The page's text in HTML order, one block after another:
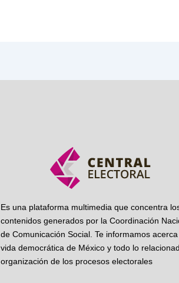
Es una plataforma multimedia que concentra
contenidos generados por la Coordinación
de Comunicación Social. Te informamos
vida democrática de México y todo lo
organización de los procesos electorales